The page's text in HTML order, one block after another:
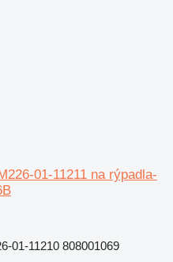
01-11211 na rýpadla-
01-11210 808001069